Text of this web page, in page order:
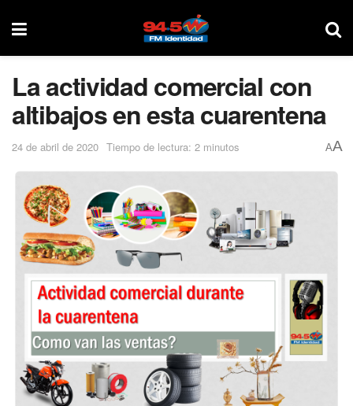
La actividad comercial con
altibajos en esta cuarentena
24 de abril de 2020 Tiempo de lectura: 2 minutos AA